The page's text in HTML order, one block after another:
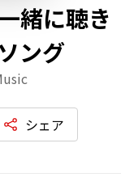
緒に聴き
ング
シェア